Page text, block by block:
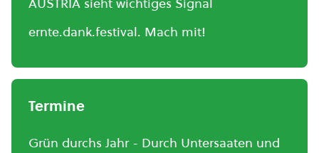
ernte.dank.festival. Mach mit!
Termine
Grün durchs Jahr - Durch Untersaaten und